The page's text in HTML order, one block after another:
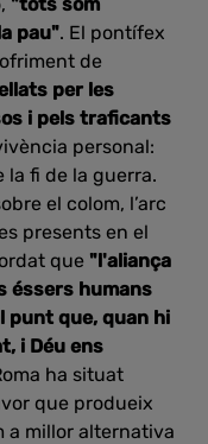
pau". El pontífex
de
per les
i pels traficants
personal:
la fi de la guerra.
el colom, l’arc
presents en el
que "l'aliança
éssers humans
punt que, quan hi
i Déu ens
ha situat
que produeix
a millor alternativa